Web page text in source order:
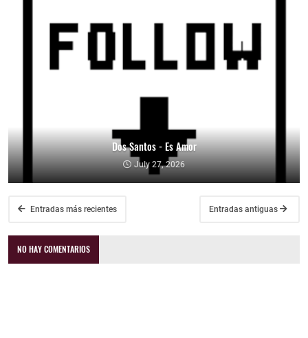
Dos Santos - Es Amor
July 27, 2026
Entradas más recientes Entradas antiguas
NO HAY COMENTARIOS